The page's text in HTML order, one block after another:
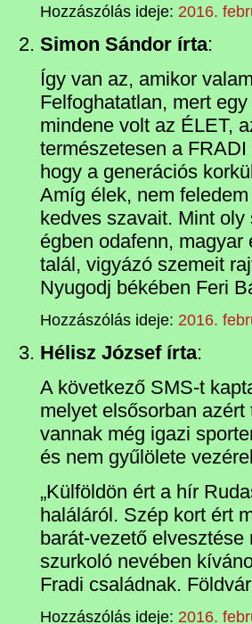
Hozzászólás ideje: 2016.
Simon Sándor írta:
Így van az, amikor
Felfoghatatlan, mert
mindene volt az ÉLET,
természetesen a
hogy a generációs
Amíg élek, nem
kedves szavait. Mint
égben odafenn,
talál, vigyázó szemeit
Nyugodj békében Feri
Hozzászólás ideje: 2016.
Hélisz József írta:
A következő SMS-t
melyet elsősorban
vannak még igazi
és nem gyűlölete
„Külföldön ért a hír
haláláról. Szép kort ért
barát-vezető
szurkoló nevében
Fradi családnak.
Hozzászólás ideje: 2016.